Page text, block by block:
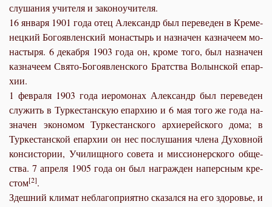
слу­ша­ния учи­те­ля и за­ко­но­учи­те­ля.
16 ян­ва­ря 1901 го­да отец Алек­сандр был пе­ре­ве­ден в Кре­ме­
нец­кий Бо­го­яв­лен­ский мо­на­стырь и на­зна­чен каз­на­че­ем мо­
на­сты­ря. 6 де­каб­ря 1903 го­да он, кро­ме то­го, был на­зна­чен
каз­на­че­ем Свя­то-Бо­го­яв­лен­ско­го Брат­ства Во­лын­ской епар­
хии.
1 фев­ра­ля 1903 го­да иеро­мо­нах Алек­сандр был пе­ре­ве­ден
слу­жить в Тур­ке­стан­скую епар­хию и 6 мая то­го же го­да на­
зна­чен эко­но­мом Тур­ке­стан­ско­го ар­хи­ерей­ско­го до­ма; в
Тур­ке­стан­ской епар­хии он нес по­слу­ша­ния чле­на Ду­хов­ной
кон­си­сто­рии, Учи­лищ­но­го со­ве­та и мис­си­о­нер­ско­го об­ще­
ства. 7 ап­ре­ля 1905 го­да он был на­граж­ден на­перс­ным кре­
стом[2].
Здеш­ний кли­мат небла­го­при­ят­но ска­зал­ся на его здо­ро­вье, и